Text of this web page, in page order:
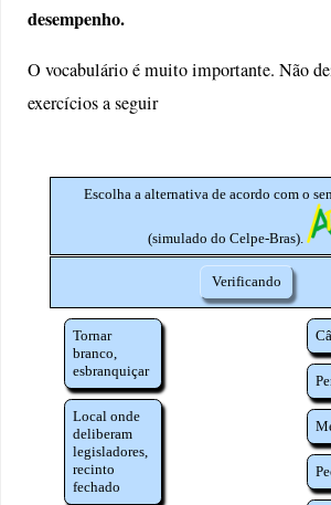
desempenho.
O vocabulário é muito importante. Não
exercícios a seguir